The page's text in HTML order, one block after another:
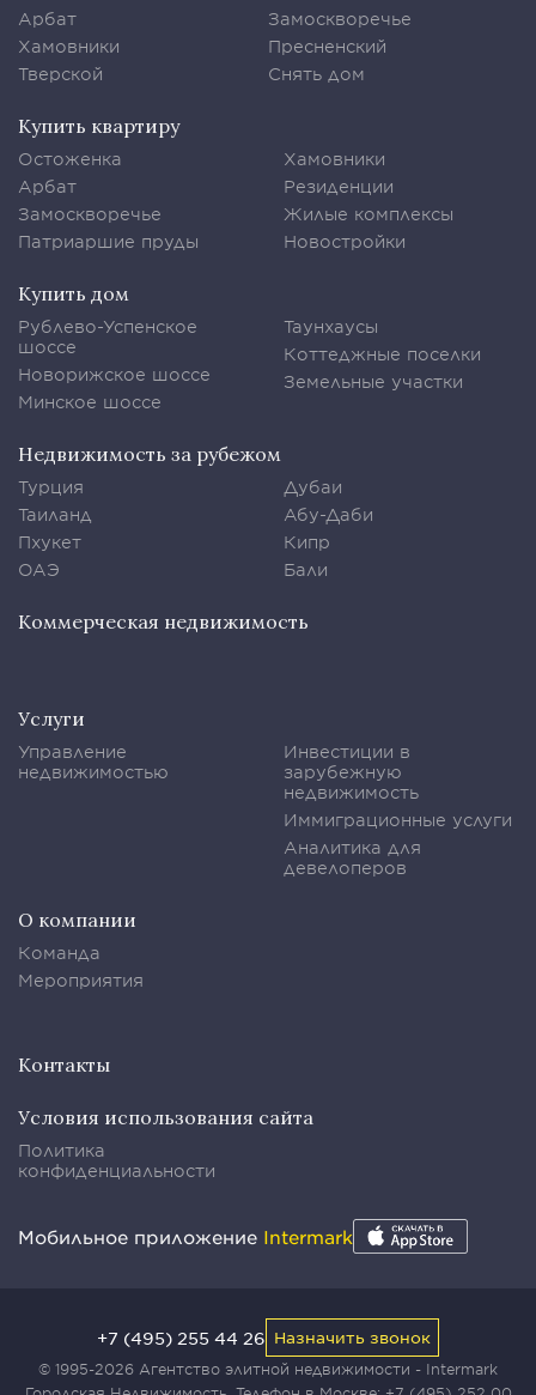
Арбат
Хамовники
Тверской
Замоскворечье
Пресненский
Снять дом
Купить квартиру
Остоженка
Арбат
Замоскворечье
Патриаршие пруды
Хамовники
Резиденции
Жилые комплексы
Новостройки
Купить дом
Рублево-Успенское
шоссе
Новорижское шоссе
Минское шоссе
Таунхаусы
Коттеджные поселки
Земельные участки
Недвижимость за рубежом
Турция
Таиланд
Пхукет
ОАЭ
Дубаи
Абу-Даби
Кипр
Бали
Коммерческая недвижимость
Услуги
Управление
недвижимостью
Инвестиции в
зарубежную
недвижимость
Иммиграционные услуги
Аналитика для
девелоперов
О компании
Команда
Мероприятия
Контакты
Условия использования сайта
Политика
конфиденциальности
Мобильное приложение Intermark
© 1995-2026 Агентство элитной недвижимости - Intermark
+7 (495) 255 44 26 Назначить звонок